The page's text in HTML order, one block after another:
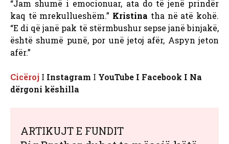
“Jam shumë i emocionuar, ata do të jenë prindër
kaq të mrekullueshëm.” Kristina tha në atë kohë.
“E di që janë pak të stërmbushur sepse janë binjakë,
është shumë punë, por unë jetoj afër, Aspyn jeton
afër.”
Cicëroj I Instagram I YouTube Ι Facebook Ι Na
dërgoni këshilla
ARTIKUJT E FUNDIT